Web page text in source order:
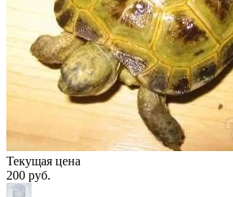
Текущая цена
200 руб.